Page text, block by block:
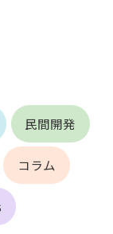
民間開発
コラム
申込手続き処
の何れかに該
すことがあり
スワードの使
。